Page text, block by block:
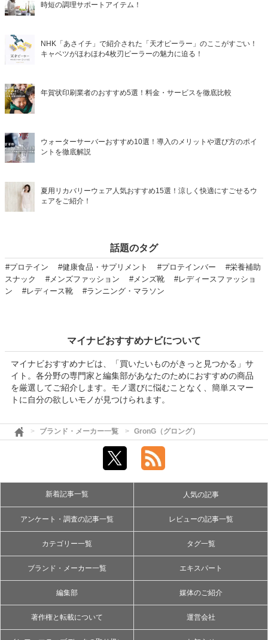
時短の調理サポートアイテム！
NHK「あさイチ」で紹介された「天才ピーラー」のここがすごい！
キャベツがほわほわ4枚刃ピーラーの魅力に迫る！
年賀状印刷業者のおすすめ5選！料金・サービスを徹底比較
ウォーターサーバーおすすめ10選！導入のメリットや選び方のポイ
ントを徹底解説
夏用リカバリーウェア人気おすすめ15選！涼しく快適にすごせるウ
ェアをご紹介！
話題のタグ
#プロテイン #健康食品・サプリメント #プロテインバー
#栄養補助
スナック
#メンズファッション #メンズ靴
#レディースファッショ
ン
#レディース靴 #ランニング・マラソン
マイナビおすすめナビについて
マイナビおすすめナビは、「買いたいものがきっと見つかる」サ
イト。各分野の専門家と編集部があなたのためにおすすめの商品
を厳選してご紹介します。モノ選びに悩むことなく、簡単スマー
トに自分の欲しいモノが見つけられます。
ブランド・メーカー一覧 GronG（グロング）
新着記事一覧 人気の記事
アンケート・調査の記事一覧 レビューの記事一覧
カテゴリー一覧 タグ一覧
ブランド・メーカー一覧 エキスパート
編集部 媒体のご紹介
著作権と転載について 運営会社